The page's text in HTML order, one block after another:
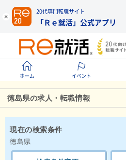
20代専門転職サイト
「Ｒｅ就活」公式アプリ
ホーム イベント
徳島県の求人・転職情報
現在の検索条件
徳島県